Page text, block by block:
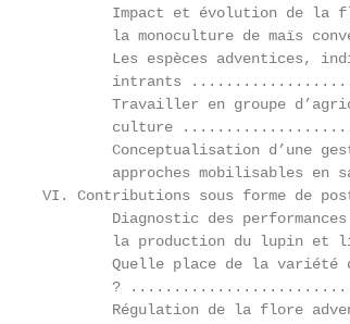
Impact et évolution de la
la monoculture de maïs
Les espèces adventices,
intrants
Travailler en groupe
culture
Conceptualisation d’une
approches mobilisables en
VI. Contributions sous
Diagnostic des
la production du lupin et
Quelle place de la variété
?
Régulation de la flore